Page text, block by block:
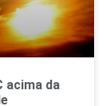
acima da